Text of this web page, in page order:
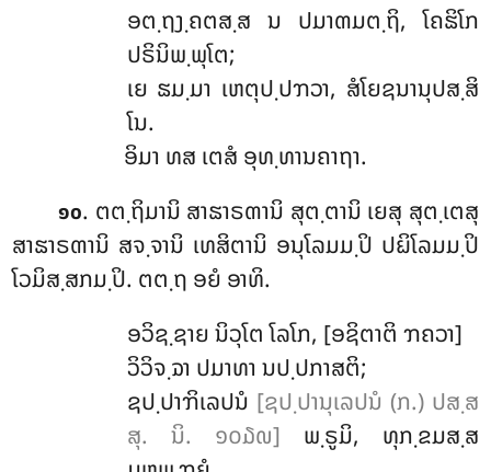
ອຕ຺ຖງ຺ຄຕສ຺ສ ນ ປມາຓມຕ຺ຖິ, ໂຄຘິໂກ
ປຣິນິພ຺ພຸໂຕ;
ເຍ ຘມ຺ມາ ເຫຕຸປ຺ປຠວາ, ສໍໂຍຊນານຸປສ຺ສິ
ໂນ.
ອິມາ ທສ ເຕສໍ ອຸທ຺ທານຄາຖາ.
໑໐. ຕຕ຺ຖິມານິ ສາຘາຣຓານິ ສຸຕ຺ຕານິ ເຍສຸ ສຸຕ຺ເຕສຸ
ສາຘາຣຓານິ ສຈ຺ຈານິ ເທສິຕານິ ອນຸໂລມມ຺ປິ ປຏິໂລມມ຺ປິ
ໂວມິສ຺ສກມ຺ປິ. ຕຕ຺ຖ ອຍໍ ອາທິ.
ອວິຊ຺ຊາຍນິວຸໂຕ ໂລໂກ, [ອຊິຕາຕິ ຠຄວາ]
ວິວິຈ຺ຉາ ປມາທາ ນປ຺ປກາສຕິ;
ຊປ຺ປາຠິເລປນໍ [ຊປ຺ປານຸເລປນໍ (ກ.) ປສ຺ສ
ສຸ. ນິ. ໑໐໓໙] ພ຺ຣູມິ, ທຸກ຺ຂມສ຺ສ